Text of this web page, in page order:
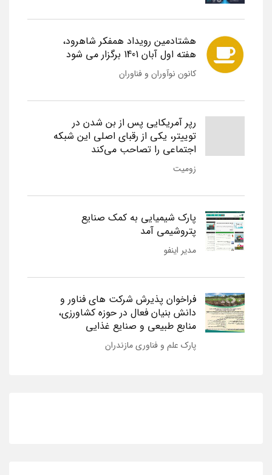
هشتادمین رویداد همفکر شاهرود،
هفته اول آبان 1401 برگزار می شود
کانون نوآوران و فناوران
رپر آمریکایی پس از بن شدن در
توییتر، یکی از رقبای اصلی این شبکه
اجتماعی را تصاحب می‌کند
زومیت
پارک شیمیایی به کمک صنایع
پتروشیمی آمد
مدیر اینفو
فراخوان پذیرش شرکت های فناور و
دانش بنیان فعال در حوزه کشاورزی،
منابع طبیعی و صنایع غذایی
پارک علم و فناوری مازندران